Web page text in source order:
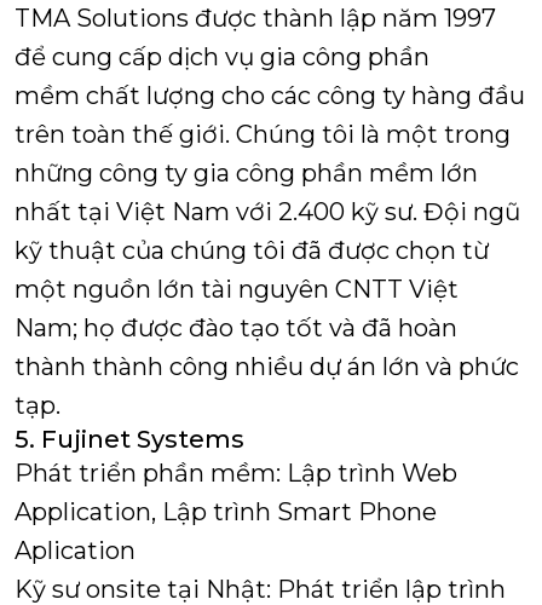
TMA Solutions được thành lập năm 1997
để cung cấp dịch vụ gia công phần
mềm chất lượng cho các công ty hàng đầu
trên toàn thế giới. Chúng tôi là một trong
những công ty gia công phần mềm lớn
nhất tại Việt Nam với 2.400 kỹ sư. Đội ngũ
kỹ thuật của chúng tôi đã được chọn từ
một nguồn lớn tài nguyên CNTT Việt
Nam; họ được đào tạo tốt và đã hoàn
thành thành công nhiều dự án lớn và phức
tạp.
5. Fujinet Systems
Phát triển phần mềm: Lập trình Web
Application, Lập trình Smart Phone
Aplication
Kỹ sư onsite tại Nhật: Phát triển lập trình